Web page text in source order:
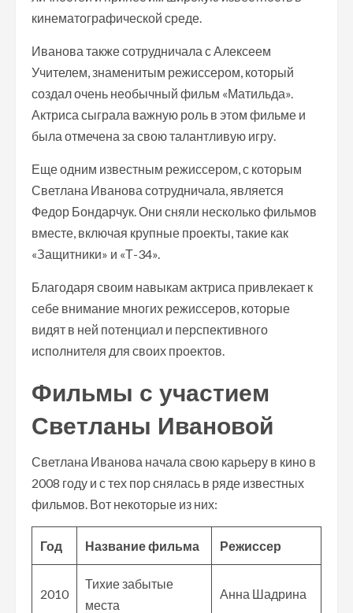
кинематографической среде.
Иванова также сотрудничала с Алексеем
Учителем, знаменитым режиссером, который
создал очень необычный фильм «Матильда».
Актриса сыграла важную роль в этом фильме и
была отмечена за свою талантливую игру.
Еще одним известным режиссером, с которым
Светлана Иванова сотрудничала, является
Федор Бондарчук. Они сняли несколько фильмов
вместе, включая крупные проекты, такие как
«Защитники» и «Т-34».
Благодаря своим навыкам актриса привлекает к
себе внимание многих режиссеров, которые
видят в ней потенциал и перспективного
исполнителя для своих проектов.
Фильмы с участием
Светланы Ивановой
Светлана Иванова начала свою карьеру в кино в
2008 году и с тех пор снялась в ряде известных
фильмов. Вот некоторые из них:
Год Название фильма Режиссер
2010
Тихие забытые
места
Анна Шадрина